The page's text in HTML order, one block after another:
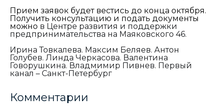
Прием заявок будет вестись до конца октября.
Получить консультацию и подать документы
можно в Центре развития и поддержки
предпринимательства на Маяковского 46.
Ирина Товкалева. Максим Беляев. Антон
Голубев. Линда Черкасова. Валентина
Говорушкина. Владмимир Пивнев. Первый
канал – Санкт-Петербург
Комментарии